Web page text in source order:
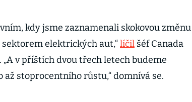
kdy jsme zaznamenali skokovou změnu
elektrických aut,“líčil šéf Canada
„A v příštích dvou třech letech budeme
stoprocentního růstu,“ domnívá se.